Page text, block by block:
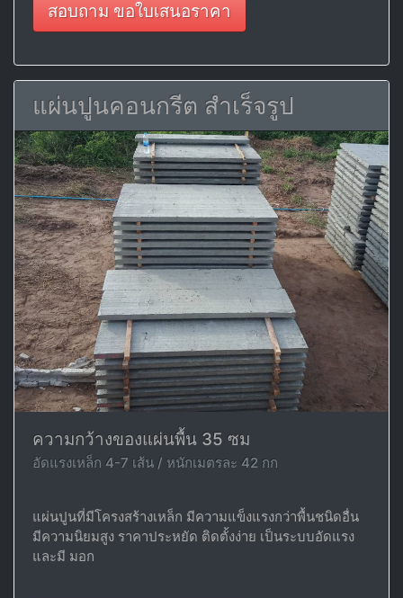
สอบถาม ขอใบเสนอราคา
แผ่นปูนคอนกรีต สำเร็จรูป
ความกว้างของแผ่นพื้น 35 ซม
อัดแรงเหล็ก 4-7 เส้น / หนักเมตรละ 42 กก
แผ่นปูนที่มีโครงสร้างเหล็ก มีความแข็งแรงกว่าพื้นชนิดอื่น
มีความนิยมสูง ราคาประหยัด ติดตั้งง่าย เป็นระบบอัดแรง
และมี มอก